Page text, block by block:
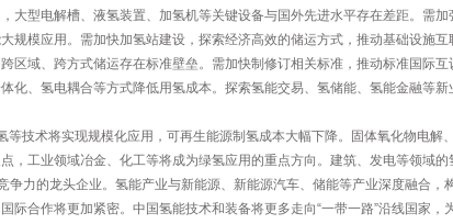
大型电解槽、液氢装置、加氢机等关键设备与国外先进水平存在差距。需
规模应用。需加快加氢站建设，探索经济高效的储运方式，推动基础设施
区域、跨方式储运存在标准壁垒。需加快制修订相关标准，推动标准国际互
化、氢电耦合等方式降低用氢成本。探索氢能交易、氢储能、氢能金融等新
技术将实现规模化应用，可再生能源制氢成本大幅下降。固体氧化物电解
，工业领域冶金、化工等将成为绿氢应用的重点方向。建筑、发电等领域的
争力的龙头企业。氢能产业与新能源、新能源汽车、储能等产业深度融合，
际合作将更加紧密。中国氢能技术和装备将更多走向“一带一路”沿线国家